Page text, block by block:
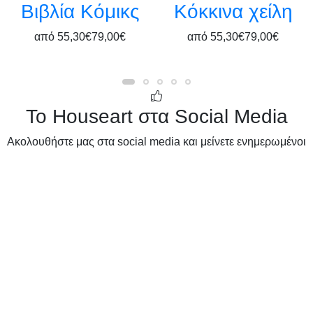
Βιβλία Κόμικς
από 55,30€79,00€
Kόκκινα χείλη
από 55,30€79,00€
Το Houseart στα Social Media
Ακολουθήστε μας στα social media και μείνετε ενημερωμένοι